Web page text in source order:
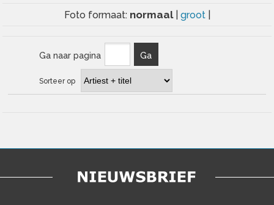
Foto formaat: normaal groot
Ga naar pagina Ga
Sorteer op